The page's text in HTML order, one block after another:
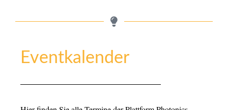
Eventkalender